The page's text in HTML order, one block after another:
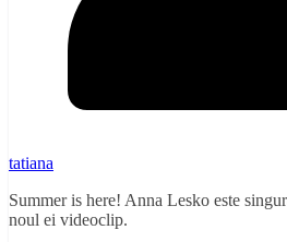
tatiana
Summer is here! Anna Lesko este
noul ei videoclip.